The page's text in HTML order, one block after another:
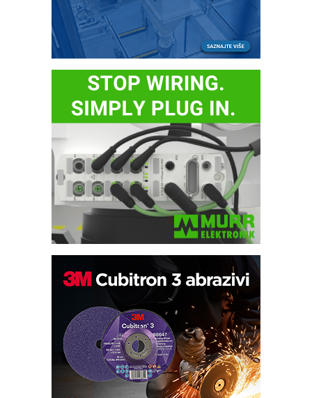
Potpuna efikasnost bez složenih
sistema
Trajna oznaka kao dugoročna korist
Bezbednost na prvom mestu!
IB BLUMENAUER - više od 40 godina
poverenja u industriji